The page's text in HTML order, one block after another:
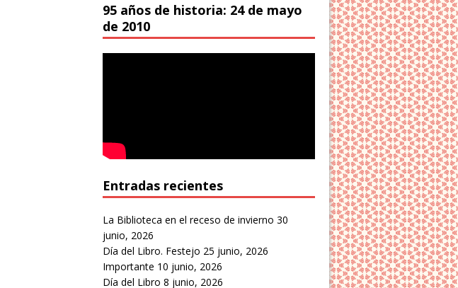
95 años de historia: 24 de mayo
de 2010
Entradas recientes
La Biblioteca en el receso de invierno 30
junio, 2026
Día del Libro. Festejo 25 junio, 2026
Importante 10 junio, 2026
Día del Libro 8 junio, 2026